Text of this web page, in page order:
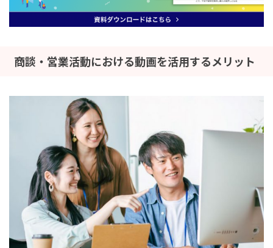
商談・営業活動における動画を活用するメリット